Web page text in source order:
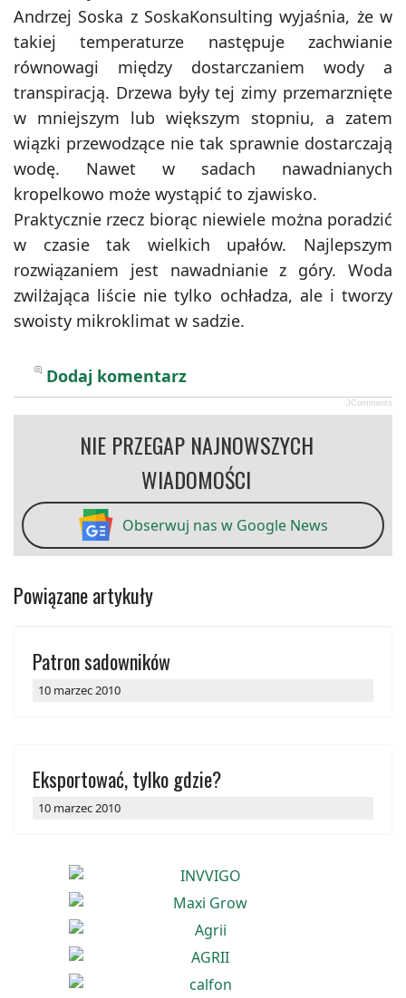
Andrzej Soska z SoskaKonsulting wyjaśnia, że w
takiej temperaturze następuje zachwianie
równowagi między dostarczaniem wody a
transpiracją. Drzewa były tej zimy przemarznięte
w mniejszym lub większym stopniu, a zatem
wiązki przewodzące nie tak sprawnie dostarczają
wodę. Nawet w sadach nawadnianych
kropelkowo może wystąpić to zjawisko.
Praktycznie rzecz biorąc niewiele można poradzić
w czasie tak wielkich upałów. Najlepszym
rozwiązaniem jest nawadnianie z góry. Woda
zwilżająca liście nie tylko ochładza, ale i tworzy
swoisty mikroklimat w sadzie.
Dodaj komentarz
JComments
NIE PRZEGAP NAJNOWSZYCH
WIADOMOŚCI
Obserwuj nas w Google News
Powiązane artykuły
Patron sadowników
10 marzec 2010
Eksportować, tylko gdzie?
10 marzec 2010